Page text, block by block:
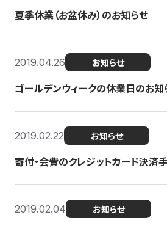
夏季休業（お盆休み）のお知らせ
2019.04.26 お知らせ
ゴールデンウィークの休業日のお知
2019.02.22 お知らせ
寄付・会費のクレジットカード決済
2019.02.04 お知らせ